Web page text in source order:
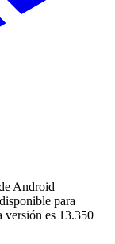
Android
para
versión es 13.350